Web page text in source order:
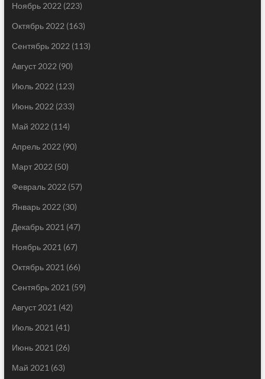
Ноябрь 2022 (223)
Октябрь 2022 (163)
Сентябрь 2022 (113)
Август 2022 (90)
Июль 2022 (123)
Июнь 2022 (233)
Май 2022 (114)
Апрель 2022 (90)
Март 2022 (50)
Февраль 2022 (57)
Январь 2022 (30)
Декабрь 2021 (47)
Ноябрь 2021 (67)
Октябрь 2021 (66)
Сентябрь 2021 (59)
Август 2021 (42)
Июль 2021 (41)
Июнь 2021 (26)
Май 2021 (63)